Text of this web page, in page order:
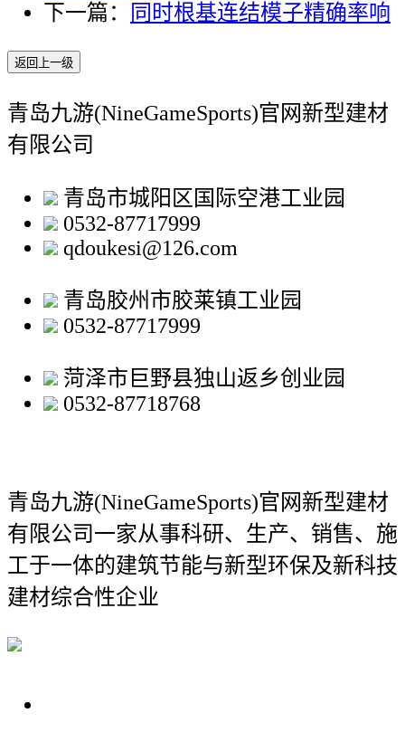
下一篇：
同时根基连结模子精确率响
返回上一级
青岛九游(NineGameSports)官网新型建材
有限公司
青岛市城阳区国际空港工业园
0532-87717999
qdoukesi@126.com
青岛胶州市胶莱镇工业园
0532-87717999
菏泽市巨野县独山返乡创业园
0532-87718768
青岛九游(NineGameSports)官网新型建材
有限公司一家从事科研、生产、销售、施
工于一体的建筑节能与新型环保及新科技
建材综合性企业